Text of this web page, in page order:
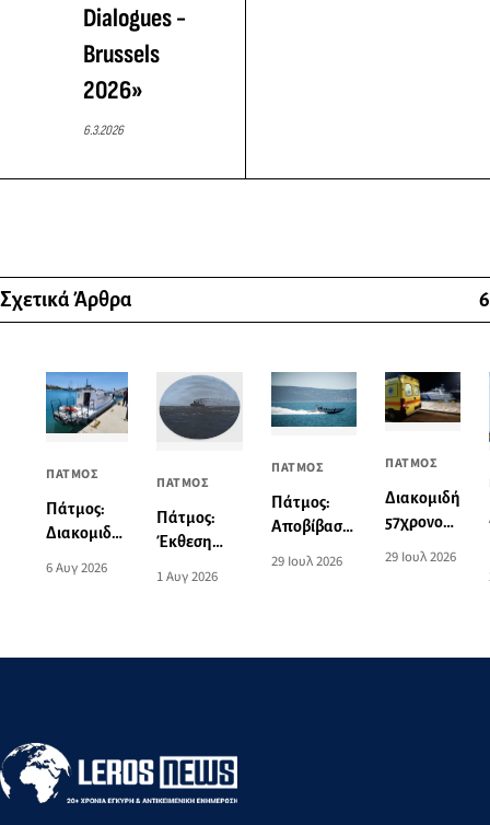
Dialogues -
Brussels
2026»
6.3.2026
Σχετικά Άρθρα 6
ΠΑΤΜΟΣ
Πάτμος:
Διακομιδή
στη Λέρο
σκάφος του
6 Αυγ 2026
ΠΑΤΜΟΣ
Πάτμος:
Έκθεση
του Norman
Σταύρακα
1 Αυγ 2026
ΠΑΤΜΟΣ
Πάτμος:
Αποβίβαση
29 Ιουλ 2026
ΠΑΤΜΟΣ
Διακομιδή
57χρονου
29 Ιουλ 2026